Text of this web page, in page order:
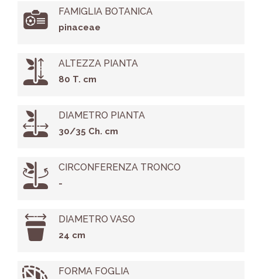
FAMIGLIA BOTANICA
pinaceae
ALTEZZA PIANTA
80 T. cm
DIAMETRO PIANTA
30/35 Ch. cm
CIRCONFERENZA TRONCO
-
DIAMETRO VASO
24 cm
FORMA FOGLIA